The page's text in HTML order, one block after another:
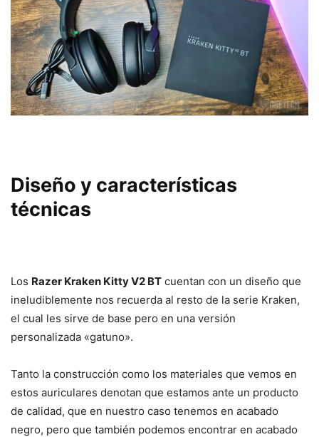
Diseño y características
técnicas
Los Razer Kraken Kitty V2 BT cuentan con un diseño que
ineludiblemente nos recuerda al resto de la serie Kraken,
el cual les sirve de base pero en una versión
personalizada «gatuno».
Tanto la construcción como los materiales que vemos en
estos auriculares denotan que estamos ante un producto
de calidad, que en nuestro caso tenemos en acabado
negro, pero que también podemos encontrar en acabado